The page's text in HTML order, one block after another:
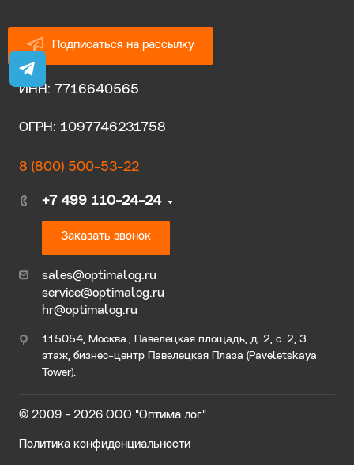
Подписаться на рассылку
ИНН: 7716640565
ОГРН: 1097746231758
8 (800) 500-53-22
+7 499 110-24-24
Заказать звонок
sales@optimalog.ru
service@optimalog.ru
hr@optimalog.ru
115054, Москва., Павелецкая площадь, д. 2, с. 2, 3
этаж, бизнес-центр Павелецкая Плаза (Paveletskaya
Tower).
© 2009 - 2026 ООО "Оптима лог"
Политика конфиденциальности